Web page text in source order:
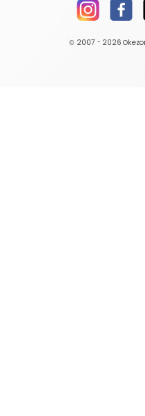
© 2007 - 2026